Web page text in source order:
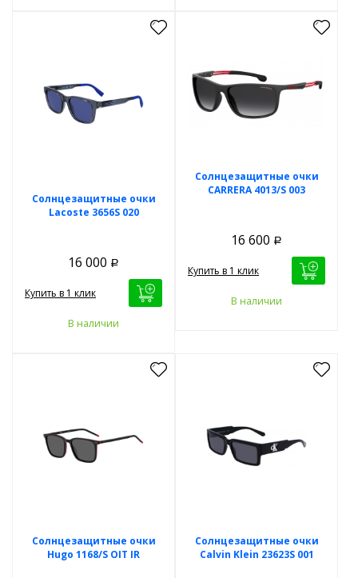
Солнцезащитные очки
Lacoste 3656S 020
16 000 Р
Купить в 1 клик
В наличии
Солнцезащитные очки
CARRERA 4013/S 003
16 600 Р
Купить в 1 клик
В наличии
Солнцезащитные очки
Hugo 1168/S OIT IR
Солнцезащитные очки
Calvin Klein 23623S 001